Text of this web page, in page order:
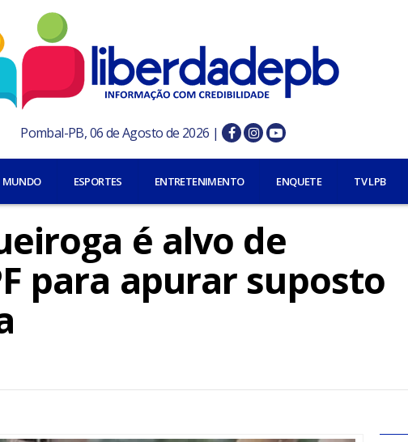
Pombal-PB, 06 de Agosto de 2026 |
MUNDO ESPORTES ENTRETENIMENTO ENQUETE TV LPB
é alvo de
para apurar suposto